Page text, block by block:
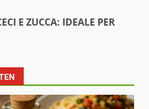
E ZUCCA: IDEALE PER